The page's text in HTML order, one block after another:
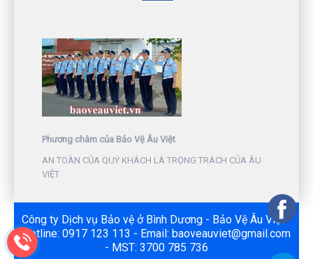
Phương châm của Bảo Vệ Âu Việt
AN TOÀN CỦA QUÝ KHÁCH LÀ TRỌNG TRÁCH CỦA ÂU
VIỆT
Công ty Dịch vụ Bảo vệ ở Bình Dương - Bảo Vệ Âu Việt -
Hotline: 0917 123 113 - Email: baoveauviet@gmail.com
- MST: 3700 785 736